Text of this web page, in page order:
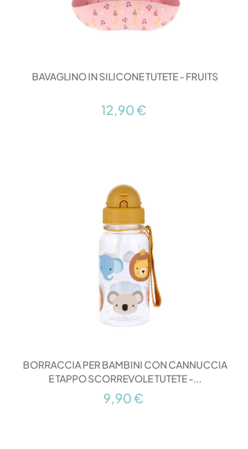
BAVAGLINO IN SILICONE TUTETE - FRUITS
12,90 €
BORRACCIA PER BAMBINI CON CANNUCCIA
E TAPPO SCORREVOLE TUTETE -...
9,90 €